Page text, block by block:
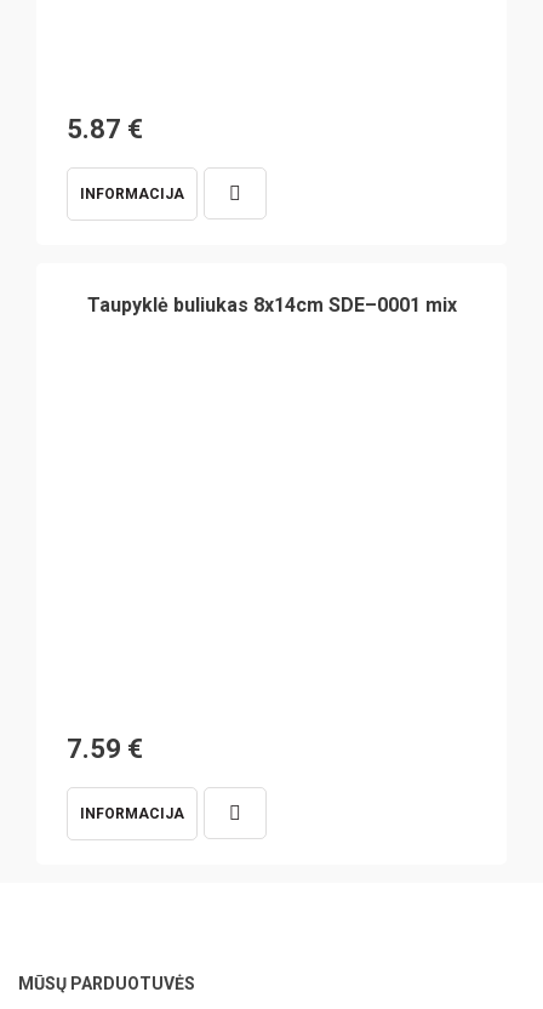
5.87 €
INFORMACIJA
Taupyklė buliukas 8x14cm SDE–0001 mix
7.59 €
INFORMACIJA
MŪSŲ PARDUOTUVĖS